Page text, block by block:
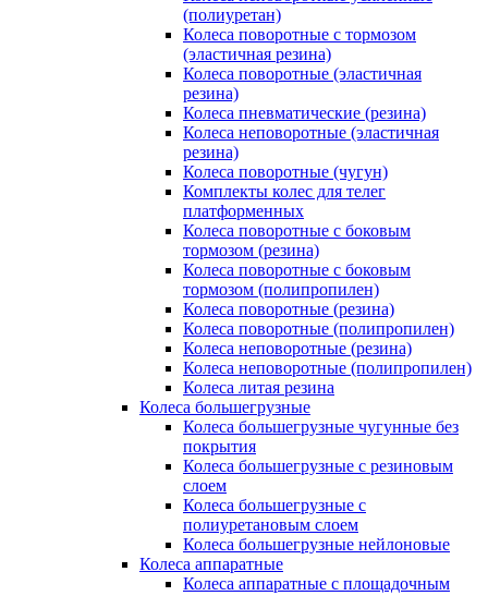
(полиуретан)
Колеса поворотные c тормозом
(эластичная резина)
Колеса поворотные (эластичная
резина)
Колеса пневматические (резина)
Колеса неповоротные (эластичная
резина)
Колеса поворотные (чугун)
Комплекты колес для телег
платформенных
Колеса поворотные c боковым
тормозом (резина)
Колеса поворотные c боковым
тормозом (полипропилен)
Колеса поворотные (резина)
Колеса поворотные (полипропилен)
Колеса неповоротные (резина)
Колеса неповоротные (полипропилен)
Колеса литая резина
Колеса большегрузные
Колеса большегрузные чугунные без
покрытия
Колеса большегрузные с резиновым
слоем
Колеса большегрузные с
полиуретановым слоем
Колеса большегрузные нейлоновые
Колеса аппаратные
Колеса аппаратные с площадочным